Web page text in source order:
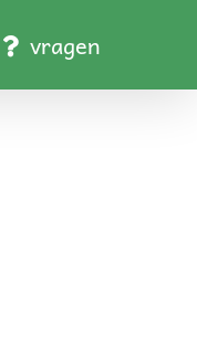
vragen